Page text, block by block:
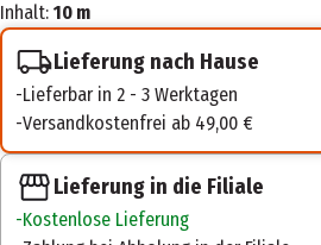
Inhalt: 10 m
Lieferung nach Hause
Lieferbar in 2 - 3 Werktagen
Versandkostenfrei ab 49,00 €
Lieferung in die Filiale
Kostenlose Lieferung